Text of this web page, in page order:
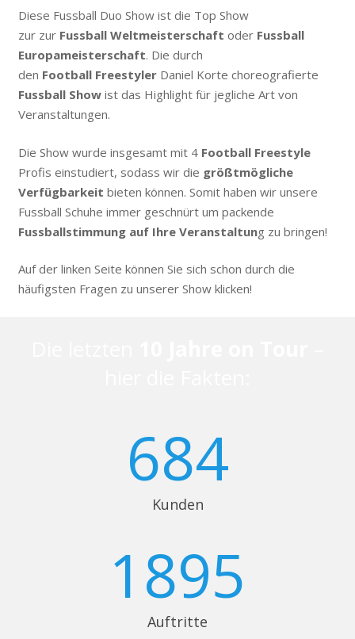
Diese Fussball Duo Show ist die Top Show
zur zur Fussball Weltmeisterschaft oder Fussball
Europameisterschaft. Die durch
den Football FreestylerDaniel Korte choreografierte
Fussball Show ist das Highlight für jegliche Art von
Veranstaltungen.
Die Show wurde insgesamt mit 4 Football Freestyle
Profis einstudiert, sodass wir die größtmögliche
Verfügbarkeit bieten können. Somit haben wir unsere
Fussball Schuhe immer geschnürt um packende
Fussballstimmung auf Ihre Veranstaltung zu bringen!
Auf der linken Seite können Sie sich schon durch die
häufigsten Fragen zu unserer Show klicken!
684
Kunden
1895
Auftritte